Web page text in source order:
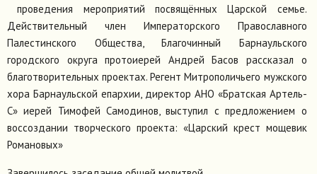
проведения мероприятий посвящённых Царской семье.
Действительный член Императорского Православного
Палестинского Общества, Благочинный Барнаульского
городского округа протоиерей Андрей Басов рассказал о
благотворительных проектах. Регент Митрополичьего мужского
хора Барнаульской епархии, директор АНО «Братская Артель-
С» иерей Тимофей Самодинов, выступил с предложением о
воссоздании творческого проекта: «Царский крест мощевик
Романовых»